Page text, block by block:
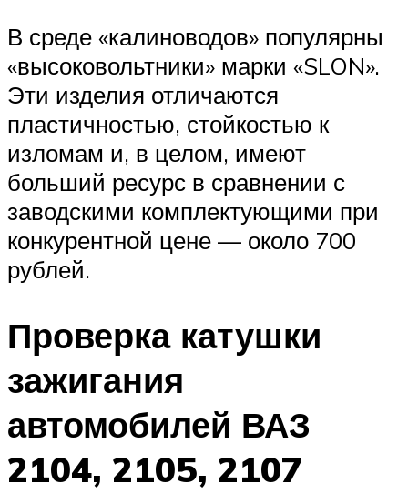
В среде «калиноводов» популярны
«высоковольтники» марки «SLON».
Эти изделия отличаются
пластичностью, стойкостью к
изломам и, в целом, имеют
больший ресурс в сравнении с
заводскими комплектующими при
конкурентной цене — около 700
рублей.
Проверка катушки
зажигания
автомобилей ВАЗ
2104, 2105, 2107